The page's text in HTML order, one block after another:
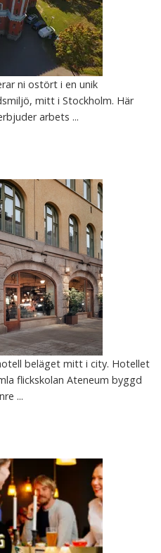
ni ostört i en unik
mitt i Stockholm. Här
arbets ...
beläget mitt i city. Hotellet
flickskolan Ateneum byggd
...